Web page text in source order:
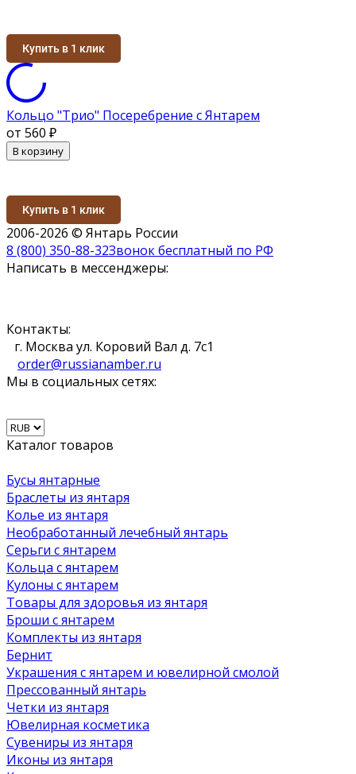
Купить в 1 клик
Кольцо "Трио" Посеребрение с Янтарем
от 560 ₽
В корзину
Купить в 1 клик
2006-2026 © Янтарь России
8 (800) 350-88-32Звонок бесплатный по РФ
Написать в мессенджеры:
Контакты:
г. Москва ул. Коровий Вал д. 7с1
order@russianamber.ru
Мы в социальных сетях:
Каталог товаров
Бусы янтарные
Браслеты из янтаря
Колье из янтаря
Необработанный лечебный янтарь
Серьги с янтарем
Кольца с янтарем
Кулоны с янтарем
Товары для здоровья из янтаря
Броши с янтарем
Комплекты из янтаря
Бернит
Украшения с янтарем и ювелирной смолой
Прессованный янтарь
Четки из янтаря
Ювелирная косметика
Сувениры из янтаря
Иконы из янтаря